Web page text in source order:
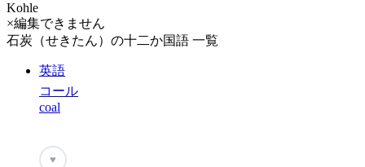
Kohle
×編集できません
石炭（せきたん）の十二か国語 一覧
英語
コール
coal
♥